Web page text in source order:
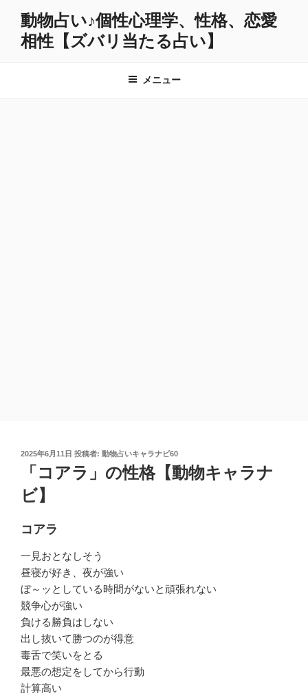
動物占い♪個性心理学、性格、恋愛
相性【ズバリ当たる占い】
メニュー
投
2025年6月11日 投稿者: 動物占いキャラナビ60
「コアラ」の性格【動物キャラナ
ビ】
コアラ
一見おとなしそう
昼寝が好き、夜が強い
ぼ～ッとしている時間がないと頑張れない
競争心が強い
負ける勝負はしない
出し抜いて勝つのが得意
毒舌で笑いをとる
最悪の想定をしてから行動
計算高い